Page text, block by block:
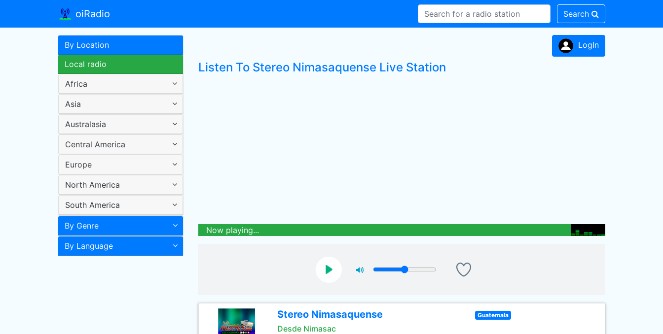
oiRadio Search
By Location
Local radio
Africa
Asia
Australasia
Central America
Europe
North America
South America
By Genre
By Language
LogIn
Listen To Stereo Nimasaquense Live Station
Now playing...
Stereo Nimasaquense
Desde Nimasac
Guatemala